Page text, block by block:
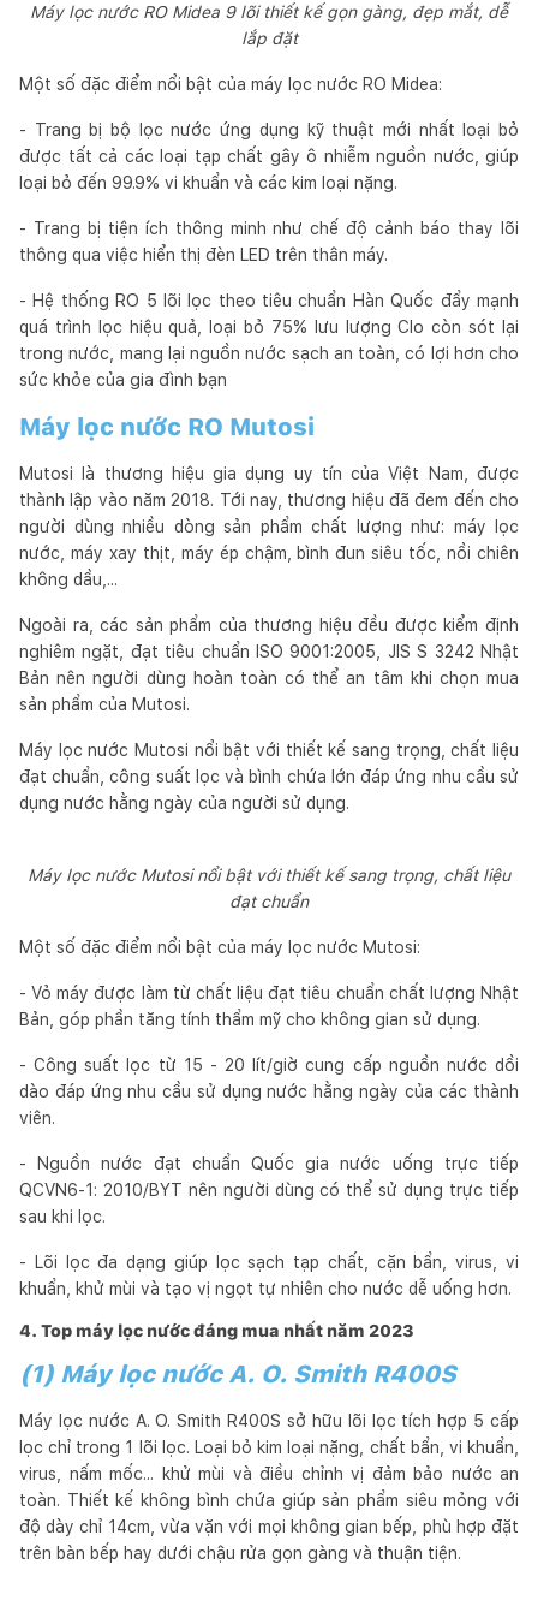
Máy lọc nước RO Midea 9 lõi thiết kế gọn gàng, đẹp mắt, dễ
lắp đặt
Một số đặc điểm nổi bật của máy lọc nước RO Midea:
- Trang bị bộ lọc nước ứng dụng kỹ thuật mới nhất loại bỏ
được tất cả các loại tạp chất gây ô nhiễm nguồn nước, giúp
loại bỏ đến 99.9% vi khuẩn và các kim loại nặng.
- Trang bị tiện ích thông minh như chế độ cảnh báo thay lõi
thông qua việc hiển thị đèn LED trên thân máy.
- Hệ thống RO 5 lõi lọc theo tiêu chuẩn Hàn Quốc đẩy mạnh
quá trình lọc hiệu quả, loại bỏ 75% lưu lượng Clo còn sót lại
trong nước, mang lại nguồn nước sạch an toàn, có lợi hơn cho
sức khỏe của gia đình bạn
Máy lọc nước RO Mutosi
Mutosi là thương hiệu gia dụng uy tín của Việt Nam, được
thành lập vào năm 2018. Tới nay, thương hiệu đã đem đến cho
người dùng nhiều dòng sản phẩm chất lượng như: máy lọc
nước, máy xay thịt, máy ép chậm, bình đun siêu tốc, nồi chiên
không dầu,...
Ngoài ra, các sản phẩm của thương hiệu đều được kiểm định
nghiêm ngặt, đạt tiêu chuẩn ISO 9001:2005, JIS S 3242 Nhật
Bản nên người dùng hoàn toàn có thể an tâm khi chọn mua
sản phẩm của Mutosi.
Máy lọc nước Mutosi nổi bật với thiết kế sang trọng, chất liệu
đạt chuẩn, công suất lọc và bình chứa lớn đáp ứng nhu cầu sử
dụng nước hằng ngày của người sử dụng.
Máy lọc nước Mutosi nổi bật với thiết kế sang trọng, chất liệu
đạt chuẩn
Một số đặc điểm nổi bật của máy lọc nước Mutosi:
- Vỏ máy được làm từ chất liệu đạt tiêu chuẩn chất lượng Nhật
Bản, góp phần tăng tính thẩm mỹ cho không gian sử dụng.
- Công suất lọc từ 15 - 20 lít/giờ cung cấp nguồn nước dồi
dào đáp ứng nhu cầu sử dụng nước hằng ngày của các thành
viên.
- Nguồn nước đạt chuẩn Quốc gia nước uống trực tiếp
QCVN6-1: 2010/BYT nên người dùng có thể sử dụng trực tiếp
sau khi lọc.
- Lõi lọc đa dạng giúp lọc sạch tạp chất, cặn bẩn, virus, vi
khuẩn, khử mùi và tạo vị ngọt tự nhiên cho nước dễ uống hơn.
4. Top máy lọc nước đáng mua nhất năm 2023
(1) Máy lọc nước A. O. Smith R400S
Máy lọc nước A. O. Smith R400S sở hữu lõi lọc tích hợp 5 cấp
lọc chỉ trong 1 lõi lọc. Loại bỏ kim loại nặng, chất bẩn, vi khuẩn,
virus, nấm mốc... khử mùi và điều chỉnh vị đảm bảo nước an
toàn. Thiết kế không bình chứa giúp sản phẩm siêu mỏng với
độ dày chỉ 14cm, vừa vặn với mọi không gian bếp, phù hợp đặt
trên bàn bếp hay dưới chậu rửa gọn gàng và thuận tiện.